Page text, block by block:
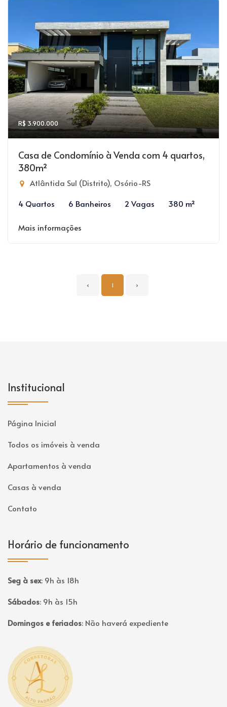
R$ 3.900.000
Casa de Condomínio à Venda com 4 quartos,
380m²
Atlântida Sul (Distrito), Osório-RS
4 Quartos
6 Banheiros 2 Vagas 380 m²
Mais informações
‹ 1 ›
Institucional
Página Inicial
Todos os imóveis à venda
Apartamentos à venda
Casas à venda
Contato
Horário de funcionamento
Seg à sex: 9h às 18h
Sábados: 9h às 15h
Domingos e feriados: Não haverá expediente
Página inicial